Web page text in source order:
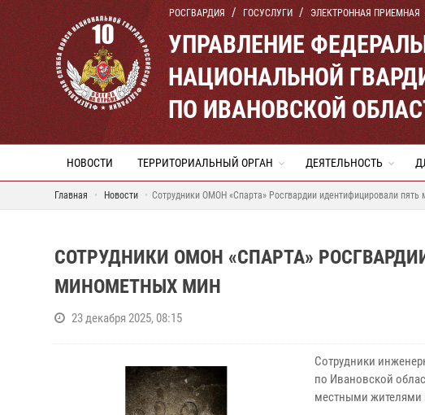
РОСГВАРДИЯ ГОСУСЛУГИ ЭЛЕКТРОННАЯ ПРИЕМНАЯ
УПРАВЛЕНИЕ
НАЦИОНАЛЬНОЙ
ПО ИВАНОВСКОЙ
НОВОСТИ ТЕРРИТОРИАЛЬНЫЙ ОРГАН ДЕЯТЕЛЬНОСТЬ
Главная Новости Сотрудники ОМОН «Спарта» Росгвардии идентифицировали
СОТРУДНИКИ ОМОН «СПАРТА»
МИНОМЕТНЫХ МИН
23 декабря 2025, 08:15
Сотрудники
по Ивановской
местными жителями